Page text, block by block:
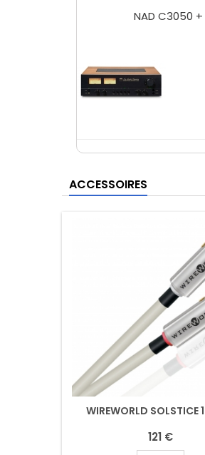
NAD C3050 +
ACCESSOIRES
WIREWORLD SOLSTICE
121 €